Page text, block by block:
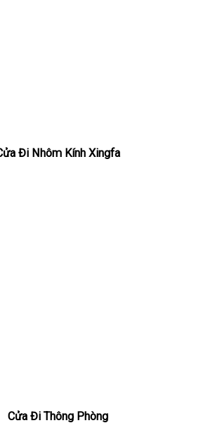
Đi Nhôm Kính Xingfa
Cửa Đi Thông Phòng